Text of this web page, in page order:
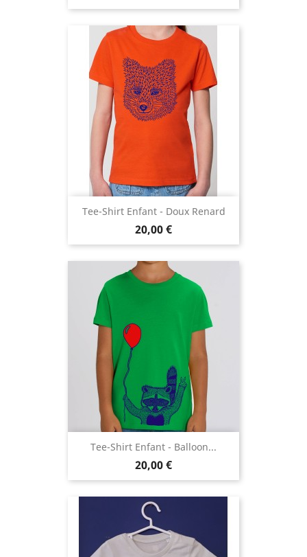
Tee-Shirt Enfant - Doux Renard
Prix
20,00 €
Tee-Shirt Enfant - Balloon...
Prix
20,00 €